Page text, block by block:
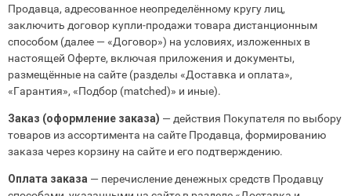
Продавца, адресованное неопределённому кругу лиц,
заключить договор купли‑продажи товара дистанционным
способом (далее — «Договор») на условиях, изложенных в
настоящей Оферте, включая приложения и документы,
размещённые на сайте (разделы «Доставка и оплата»,
«Гарантия», «Подбор (matched)» и иные).
Заказ (оформление заказа) — действия Покупателя по выбору
товаров из ассортимента на сайте Продавца, формированию
заказа через корзину на сайте и его подтверждению.
Оплата заказа — перечисление денежных средств Продавцу